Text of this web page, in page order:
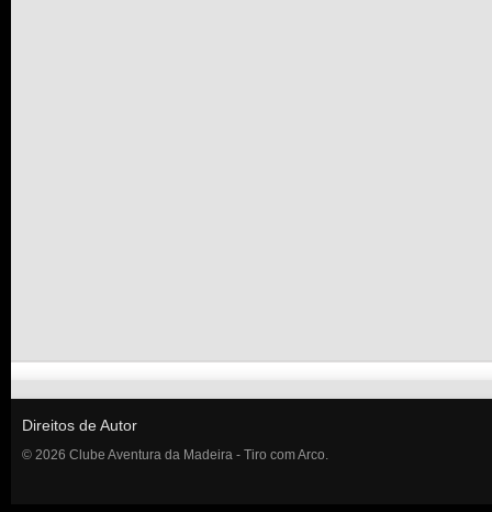
Direitos de Autor
© 2026 Clube Aventura da Madeira - Tiro com Arco.